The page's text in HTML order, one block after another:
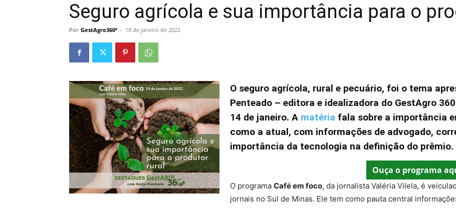
Seguro agrícola e sua importância para o
Por GestAgro360º - 18 de janeiro de 2022
O seguro agrícola, rural e pecuário, foi o tema
Penteado – editora e idealizadora do GestAgro
14 de janeiro. A matéria fala sobre a importância
como a atual, com informações de advogado,
importância da tecnologia na definição do prêmio.
Ouça o programa
O programa Café em foco, da jornalista Valéria Vilela, é
jornais no Sul de Minas. Ele tem como pauta central